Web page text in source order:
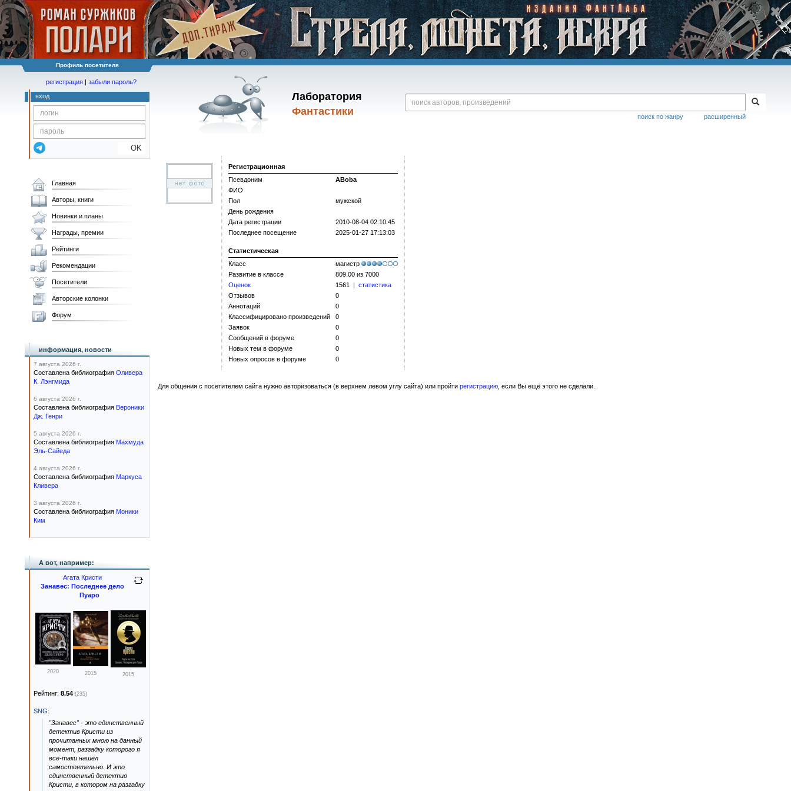
Профиль посетителя
Лаборатория
Фантастики
расширенный
поиск по жанру
регистрация | забыли пароль?
вход
OK
Регистрационная
Псевдоним
ABoba
ФИО
Пол
мужской
День рождения
Дата регистрации
2010-08-04 02:10:45
Последнее посещение
2025-01-27 17:13:03
Статистическая
Класс
магистр
Развитие в классе
809.00 из 7000
Оценок
1561 | статистика
Отзывов
0
Аннотаций
0
Классифицировано произведений
0
Заявок
0
Сообщений в форуме
0
Новых тем в форуме
0
Новых опросов в форуме
0
Для общения с посетителем сайта нужно авторизоваться (в верхнем левом углу сайта) или пройти регистрацию , если Вы ещё этого не сделали.
Главная
Авторы, книги
Новинки и планы
Награды, премии
Рейтинги
Рекомендации
Посетители
Авторские колонки
Форум
информация, новости
7 августа 2026 г.
Составлена библиография Оливера
К. Лэнгмида
6 августа 2026 г.
Составлена библиография Вероники
Дж. Генри
5 августа 2026 г.
Составлена библиография Махмуда
Эль-Сайеда
4 августа 2026 г.
Составлена библиография Маркуса
Кливера
3 августа 2026 г.
Составлена библиография Моники
Ким
А вот, например:
Агата Кристи
Занавес: Последнее дело
Пуаро
2020 2015 2015
Рейтинг: 8.54 (235)
SNG:
"Занавес" - это единственный
детектив Кристи из
прочитанных мною на данный
момент, разгадку которого я
все-таки нашел
самостоятельно. И это
единственный детектив
Кристи, в котором на разгадку